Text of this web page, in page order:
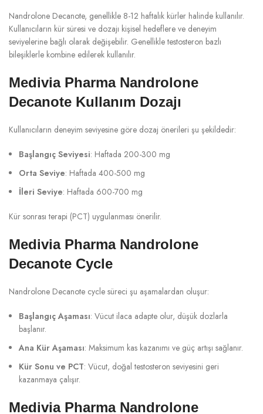
Nandrolone Decanote, genellikle 8-12 haftalık kürler halinde kullanılır.
Kullanıcıların kür süresi ve dozajı kişisel hedeflere ve deneyim
seviyelerine bağlı olarak değişebilir. Genellikle testosteron bazlı
bileşiklerle kombine edilerek kullanılır.
Medivia Pharma Nandrolone
Decanote Kullanım Dozajı
Kullanıcıların deneyim seviyesine göre dozaj önerileri şu şekildedir:
Başlangıç Seviyesi: Haftada 200-300 mg
Orta Seviye: Haftada 400-500 mg
İleri Seviye: Haftada 600-700 mg
Kür sonrası terapi (PCT) uygulanması önerilir.
Medivia Pharma Nandrolone
Decanote Cycle
Nandrolone Decanote cycle süreci şu aşamalardan oluşur:
Başlangıç Aşaması: Vücut ilaca adapte olur, düşük dozlarla
başlanır.
Ana Kür Aşaması: Maksimum kas kazanımı ve güç artışı sağlanır.
Kür Sonu ve PCT: Vücut, doğal testosteron seviyesini geri
kazanmaya çalışır.
Medivia Pharma Nandrolone